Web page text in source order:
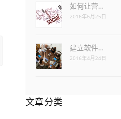
如何让营…
2016年6月25日
建立软件…
2016年4月24日
文章分类